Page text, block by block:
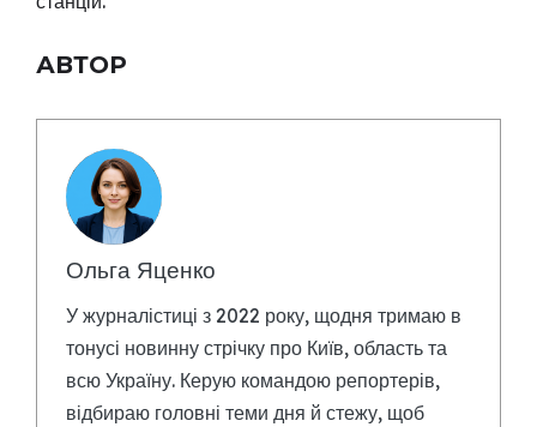
АВТОР
Ольга Яценко
У журналістиці з 2022 року, щодня тримаю в
тонусі новинну стрічку про Київ, область та
всю Україну. Керую командою репортерів,
відбираю головні теми дня й стежу, щоб